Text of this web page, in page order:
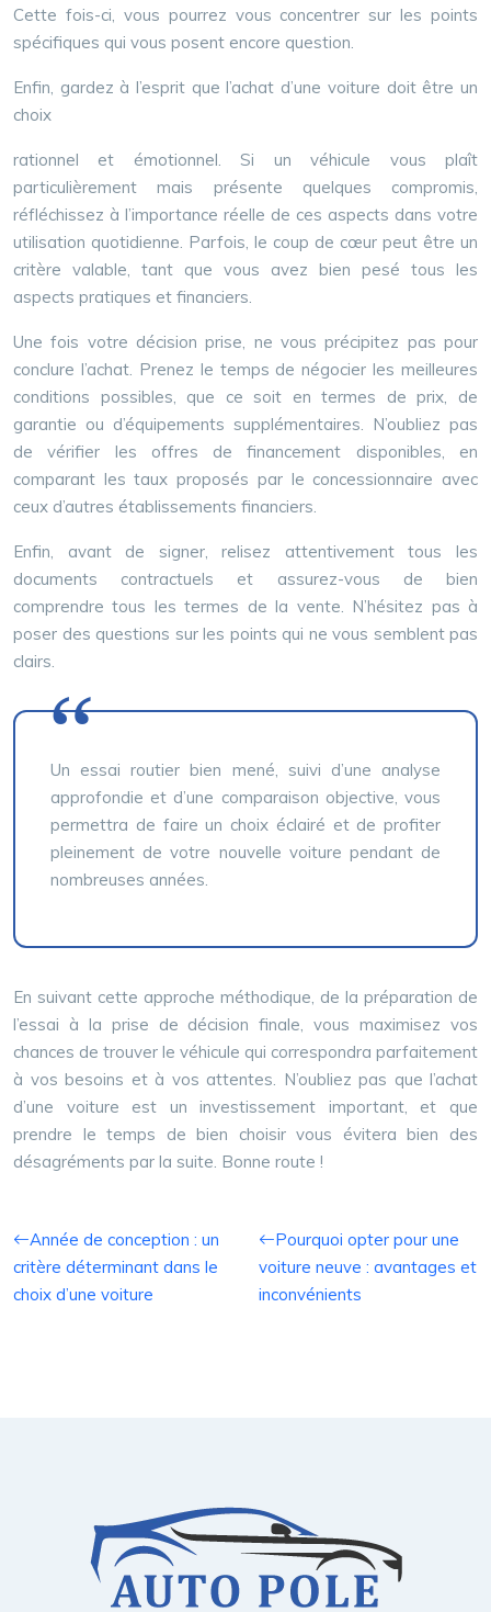
Cette fois-ci, vous pourrez vous concentrer sur les points
spécifiques qui vous posent encore question.
Enfin, gardez à l’esprit que l’achat d’une voiture doit être un
choix
rationnel et émotionnel. Si un véhicule vous plaît
particulièrement mais présente quelques compromis,
réfléchissez à l’importance réelle de ces aspects dans votre
utilisation quotidienne. Parfois, le coup de cœur peut être un
critère valable, tant que vous avez bien pesé tous les
aspects pratiques et financiers.
Une fois votre décision prise, ne vous précipitez pas pour
conclure l’achat. Prenez le temps de négocier les meilleures
conditions possibles, que ce soit en termes de prix, de
garantie ou d’équipements supplémentaires. N’oubliez pas
de vérifier les offres de financement disponibles, en
comparant les taux proposés par le concessionnaire avec
ceux d’autres établissements financiers.
Enfin, avant de signer, relisez attentivement tous les
documents contractuels et assurez-vous de bien
comprendre tous les termes de la vente. N’hésitez pas à
poser des questions sur les points qui ne vous semblent pas
clairs.
Un essai routier bien mené, suivi d’une analyse
approfondie et d’une comparaison objective, vous
permettra de faire un choix éclairé et de profiter
pleinement de votre nouvelle voiture pendant de
nombreuses années.
En suivant cette approche méthodique, de la préparation de
l’essai à la prise de décision finale, vous maximisez vos
chances de trouver le véhicule qui correspondra parfaitement
à vos besoins et à vos attentes. N’oubliez pas que l’achat
d’une voiture est un investissement important, et que
prendre le temps de bien choisir vous évitera bien des
désagréments par la suite. Bonne route !
Année de conception : un
critère déterminant dans le
choix d’une voiture
Pourquoi opter pour une
voiture neuve : avantages et
inconvénients